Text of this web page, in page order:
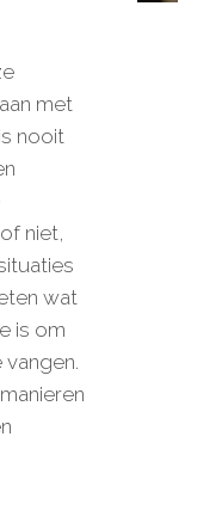
met
nooit
niet,
wat
is om